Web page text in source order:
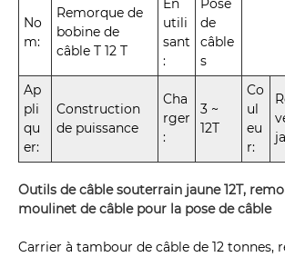
No
m:
Remorque de
bobine de
câble T 12 T
En
utili
sant
:
Pose
de
câble
s
Ap
pli
qu
er:
Construction
de puissance
Cha
rger
:
3 ~
12T
Co
ul
eu
r:
Outils de câble souterrain jaune 12T,
moulinet de câble pour la pose de câble
Carrier à tambour de câble de 12 tonnes,